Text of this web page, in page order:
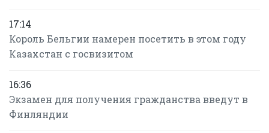
17:14
Король Бельгии намерен посетить в этом году
Казахстан с госвизитом
16:36
Экзамен для получения гражданства введут в
Финляндии